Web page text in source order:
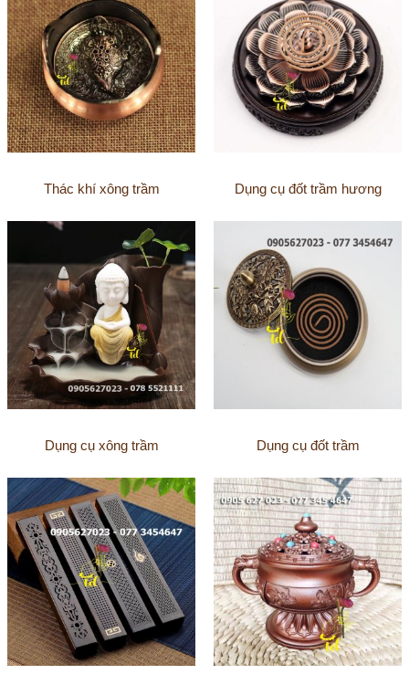
Thác khí xông trầm Dụng cụ đốt trầm hương
Dụng cụ xông trầm Dụng cụ đốt trầm